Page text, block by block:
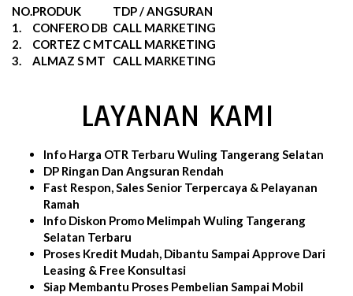
NO.PRODUK
TDP / ANGSURAN
1.
CONFERO DB CALL MARKETING
2.
CORTEZ C MTCALL MARKETING
3.
ALMAZ S MT CALL MARKETING
LAYANAN KAMI
Info Harga OTR Terbaru Wuling Tangerang Selatan
DP Ringan Dan Angsuran Rendah
Fast Respon, Sales Senior Terpercaya & Pelayanan
Ramah
Info Diskon Promo Melimpah Wuling Tangerang
Selatan Terbaru
Proses Kredit Mudah, Dibantu Sampai Approve Dari
Leasing & Free Konsultasi
Siap Membantu Proses Pembelian Sampai Mobil